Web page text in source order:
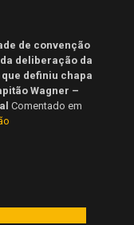
de convenção
deliberação da
definiu chapa
Wagner –
Comentado em